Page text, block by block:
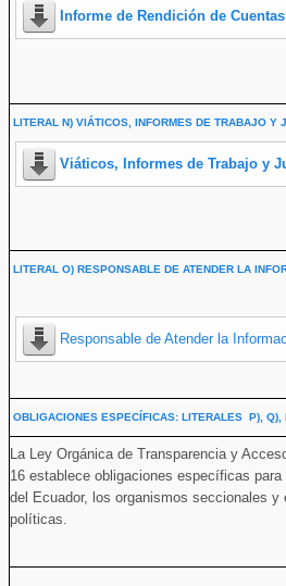
Informe de Rendición de
LITERAL N) VIÁTICOS, INFORMES DE TRABAJO Y
Viáticos, Informes de Trabajo y
LITERAL O) RESPONSABLE DE ATENDER LA
Responsable de Atender la
OBLIGACIONES ESPECÍFICAS: LITERALES P),
La Ley Orgánica de Transparencia y
16 establece obligaciones específicas
del Ecuador, los organismos seccionales
políticas.